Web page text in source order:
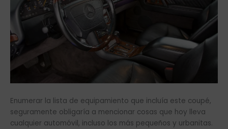
Enumerar la lista de equipamiento que incluía este coupé,
seguramente obligaría a mencionar cosas que hoy lleva
cualquier automóvil, incluso los más pequeños y urbanitas.